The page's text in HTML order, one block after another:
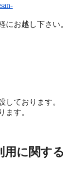
にお越し下さい。
しております。
ます。
用に関する